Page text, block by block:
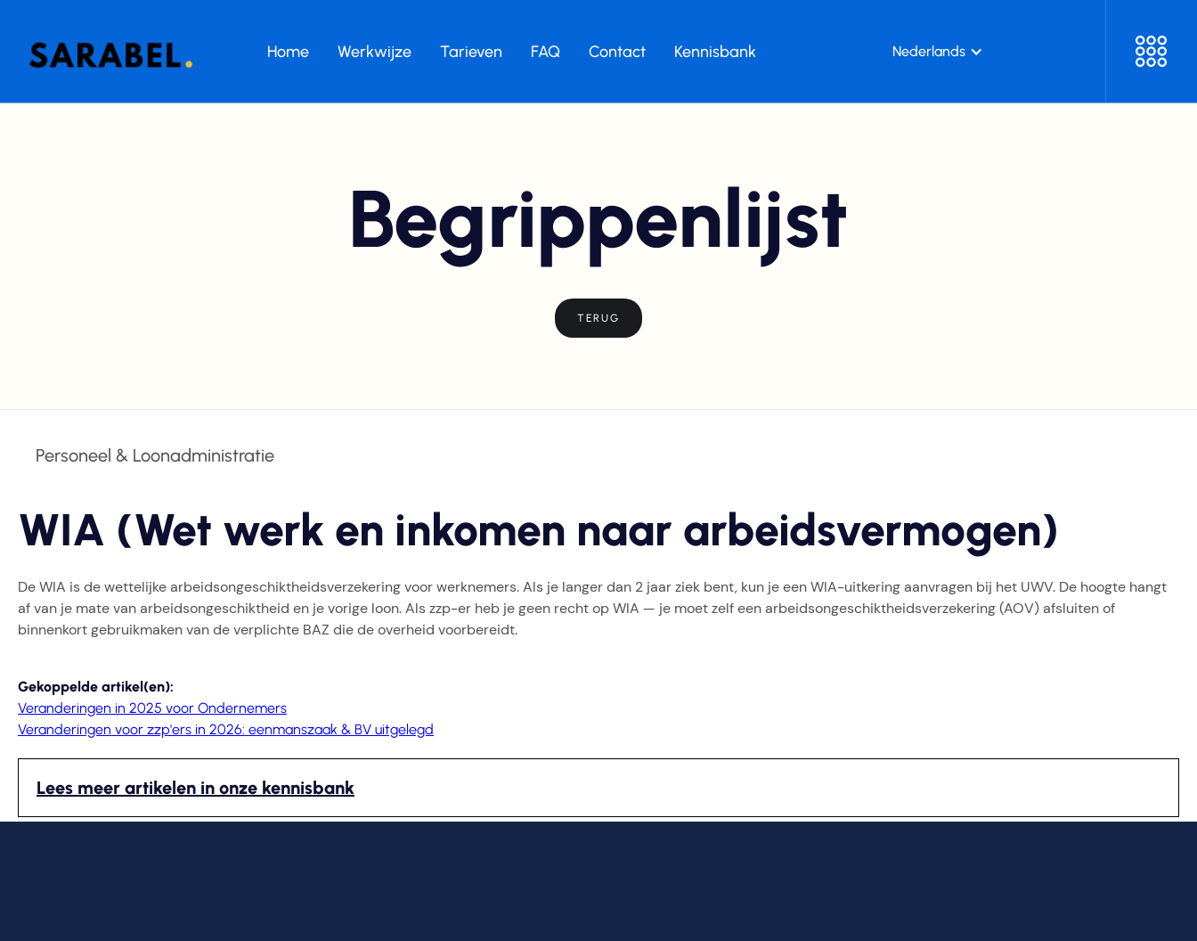
Home Werkwijze Tarieven FAQ Contact Kennisbank Nederlands
Begrippenlijst
TERUG
Personeel & Loonadministratie
WIA (Wet werk en inkomen naar arbeidsvermogen)
De WIA is de wettelijke arbeidsongeschiktheidsverzekering voor werknemers. Als je langer dan 2 jaar ziek bent, kun je een WIA-uitkering aanvragen bij het UWV. De hoogte hangt
af van je mate van arbeidsongeschiktheid en je vorige loon. Als zzp-er heb je geen recht op WIA — je moet zelf een arbeidsongeschiktheidsverzekering (AOV) afsluiten of
binnenkort gebruikmaken van de verplichte BAZ die de overheid voorbereidt.
Gekoppelde artikel(en):
Veranderingen in 2025 voor Ondernemers
Veranderingen voor zzp'ers in 2026: eenmanszaak & BV uitgelegd
Lees meer artikelen in onze kennisbank